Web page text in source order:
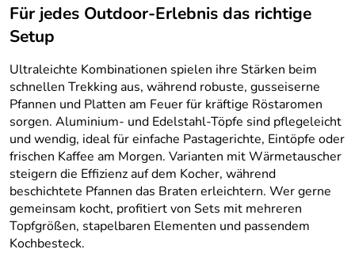
Für jedes Outdoor-Erlebnis das richtige
Setup
Ultraleichte Kombinationen spielen ihre Stärken beim
schnellen Trekking aus, während robuste, gusseiserne
Pfannen und Platten am Feuer für kräftige Röstaromen
sorgen. Aluminium- und Edelstahl-Töpfe sind pflegeleicht
und wendig, ideal für einfache Pastagerichte, Eintöpfe oder
frischen Kaffee am Morgen. Varianten mit Wärmetauscher
steigern die Effizienz auf dem Kocher, während
beschichtete Pfannen das Braten erleichtern. Wer gerne
gemeinsam kocht, profitiert von Sets mit mehreren
Topfgrößen, stapelbaren Elementen und passendem
Kochbesteck.